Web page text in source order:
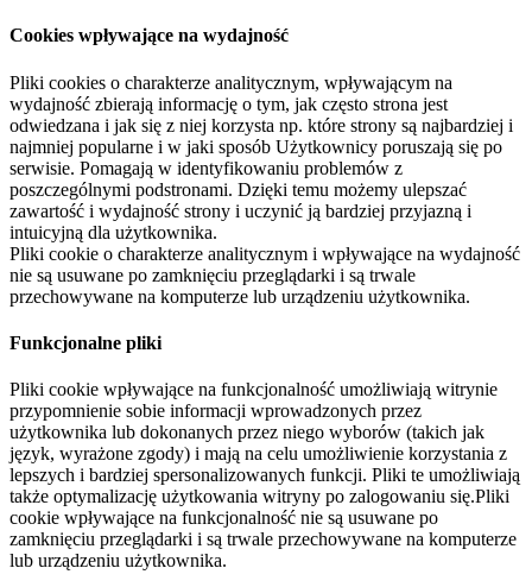
Cookies wpływające na wydajność
Pliki cookies o charakterze analitycznym, wpływającym na
wydajność zbierają informację o tym, jak często strona jest
odwiedzana i jak się z niej korzysta np. które strony są najbardziej i
najmniej popularne i w jaki sposób Użytkownicy poruszają się po
serwisie. Pomagają w identyfikowaniu problemów z
poszczególnymi podstronami. Dzięki temu możemy ulepszać
zawartość i wydajność strony i uczynić ją bardziej przyjazną i
intuicyjną dla użytkownika.
Pliki cookie o charakterze analitycznym i wpływające na wydajność
nie są usuwane po zamknięciu przeglądarki i są trwale
przechowywane na komputerze lub urządzeniu użytkownika.
Funkcjonalne pliki
Pliki cookie wpływające na funkcjonalność umożliwiają witrynie
przypomnienie sobie informacji wprowadzonych przez
użytkownika lub dokonanych przez niego wyborów (takich jak
język, wyrażone zgody) i mają na celu umożliwienie korzystania z
lepszych i bardziej spersonalizowanych funkcji. Pliki te umożliwiają
także optymalizację użytkowania witryny po zalogowaniu się.Pliki
cookie wpływające na funkcjonalność nie są usuwane po
zamknięciu przeglądarki i są trwale przechowywane na komputerze
lub urządzeniu użytkownika.